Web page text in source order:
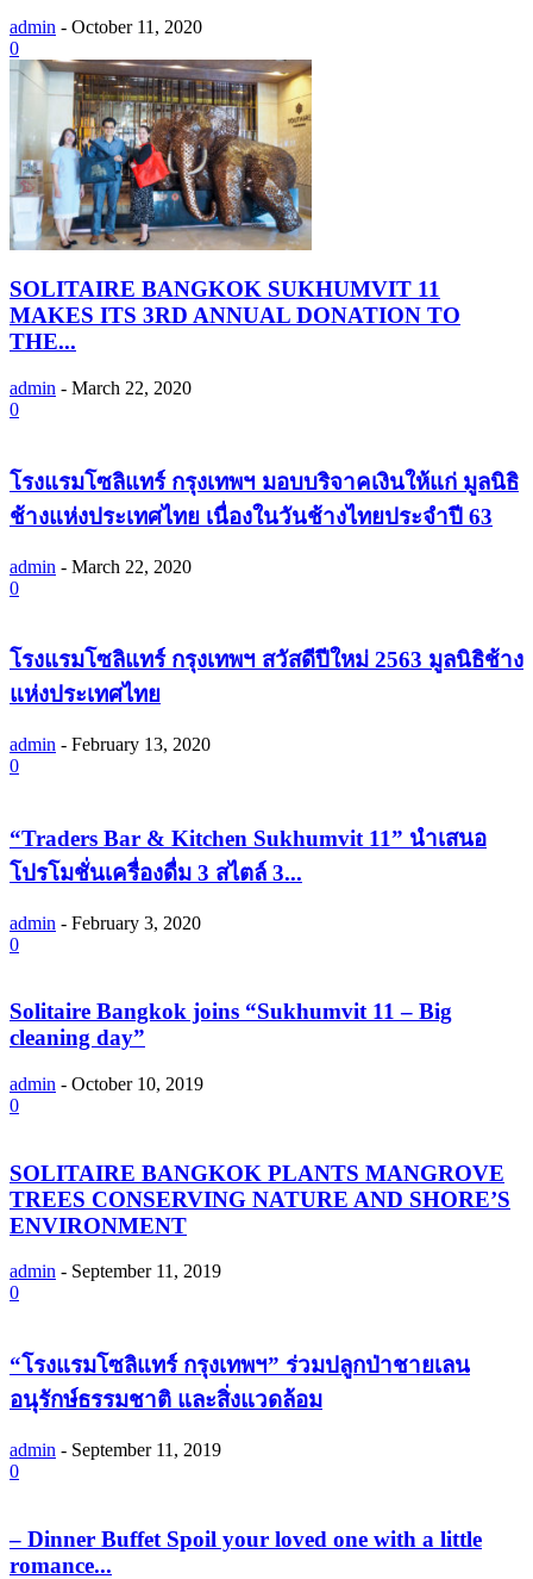
admin - October 11, 2020
0
SOLITAIRE BANGKOK SUKHUMVIT 11
MAKES ITS 3RD ANNUAL DONATION TO
THE...
admin - March 22, 2020
0
โรงแรมโซลิแทร์ กรุงเทพฯ มอบบริจาคเงินให้แก่ มูลนิธิ
ช้างแห่งประเทศไทย เนื่องในวันช้างไทยประจำปี 63
admin - March 22, 2020
0
โรงแรมโซลิแทร์ กรุงเทพฯ สวัสดีปีใหม่ 2563 มูลนิธิช้าง
แห่งประเทศไทย
admin - February 13, 2020
0
“Traders Bar & Kitchen Sukhumvit 11” นำเสนอ
โปรโมชั่นเครื่องดื่ม 3 สไตล์ 3...
admin - February 3, 2020
0
Solitaire Bangkok joins “Sukhumvit 11 – Big
cleaning day”
admin - October 10, 2019
0
SOLITAIRE BANGKOK PLANTS MANGROVE
TREES CONSERVING NATURE AND SHORE’S
ENVIRONMENT
admin - September 11, 2019
0
“โรงแรมโซลิแทร์ กรุงเทพฯ” ร่วมปลูกป่าชายเลน
อนุรักษ์ธรรมชาติ และสิ่งแวดล้อม
admin - September 11, 2019
0
– Dinner Buffet Spoil your loved one with a little
romance...